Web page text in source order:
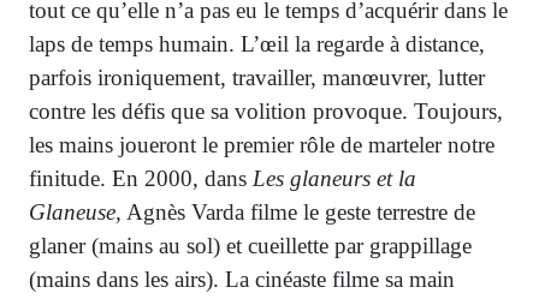
tout ce qu’elle n’a pas eu le temps d’acquérir dans le
laps de temps humain. L’œil la regarde à distance,
parfois ironiquement, travailler, manœuvrer, lutter
contre les défis que sa volition provoque. Toujours,
les mains joueront le premier rôle de marteler notre
finitude. En 2000, dans Les glaneurs et la
Glaneuse, Agnès Varda filme le geste terrestre de
glaner (mains au sol) et cueillette par grappillage
(mains dans les airs). La cinéaste filme sa main